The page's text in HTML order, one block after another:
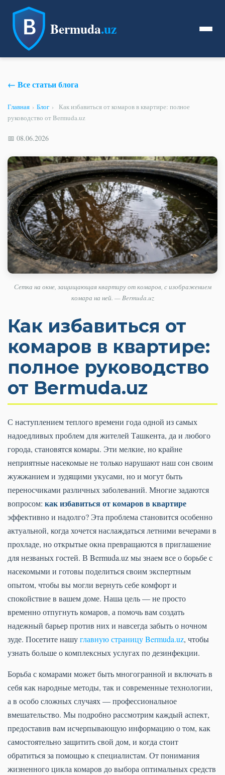
Bermuda.uz
← Все статьи блога
Главная › Блог ›
Как избавиться от комаров в квартире: полное
руководство от Bermuda.uz
📅 08.06.2026
Сетка на окне, защищающая квартиру от комаров, с изображением
комара на ней. — Bermuda.uz
Как избавиться от
комаров в квартире:
полное руководство
от Bermuda.uz
С наступлением теплого времени года одной из самых
надоедливых проблем для жителей Ташкента, да и любого
города, становятся комары. Эти мелкие, но крайне
неприятные насекомые не только нарушают наш сон своим
жужжанием и зудящими укусами, но и могут быть
переносчиками различных заболеваний. Многие задаются
вопросом: как избавиться от комаров в квартире
эффективно и надолго? Эта проблема становится особенно
актуальной, когда хочется наслаждаться летними вечерами в
прохладе, но открытые окна превращаются в приглашение
для незваных гостей. В Bermuda.uz мы знаем все о борьбе с
насекомыми и готовы поделиться своим экспертным
опытом, чтобы вы могли вернуть себе комфорт и
спокойствие в вашем доме. Наша цель — не просто
временно отпугнуть комаров, а помочь вам создать
надежный барьер против них и навсегда забыть о ночном
зуде. Посетите нашуглавную страницу Bermuda.uz, чтобы
узнать больше о комплексных услугах по дезинфекции.
Борьба с комарами может быть многогранной и включать в
себя как народные методы, так и современные технологии,
а в особо сложных случаях — профессиональное
вмешательство. Мы подробно рассмотрим каждый аспект,
предоставив вам исчерпывающую информацию о том, как
самостоятельно защитить свой дом, и когда стоит
обратиться за помощью к специалистам. От понимания
жизненного цикла комаров до выбора оптимальных средств